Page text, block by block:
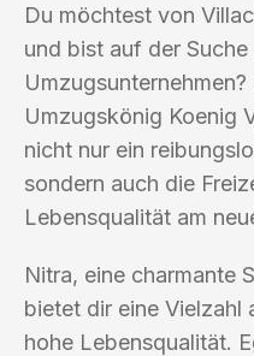
Du möchtest von
und bist auf der Suche
Umzugskönig Koenig
nicht nur ein
sondern auch die
Lebensqualität am
Nitra, eine charmante
bietet dir eine Vielzahl
hohe Lebensqualität.